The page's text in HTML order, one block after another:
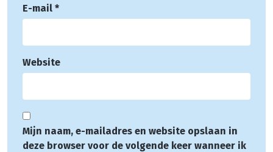
E-mail *
Website
Mijn naam, e-mailadres en website opslaan in
deze browser voor de volgende keer wanneer ik